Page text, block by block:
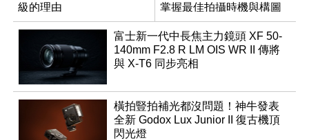
級的理由
掌握最佳拍攝時機與構圖
富士新一代中長焦主力鏡頭 XF 50-
140mm F2.8 R LM OIS WR II 傳將
與 X-T6 同步亮相
橫拍豎拍補光都沒問題！神牛發表
全新 Godox Lux Junior II 復古機頂
閃光燈